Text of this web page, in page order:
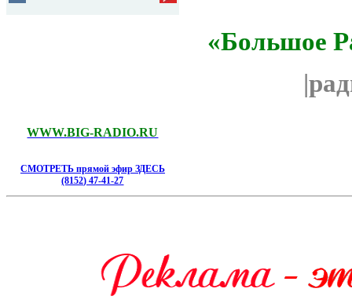
«Большое
WWW.BIG-RADIO.RU
СМОТРЕТЬ прямой эфир ЗДЕСЬ
(8152) 47-41-27